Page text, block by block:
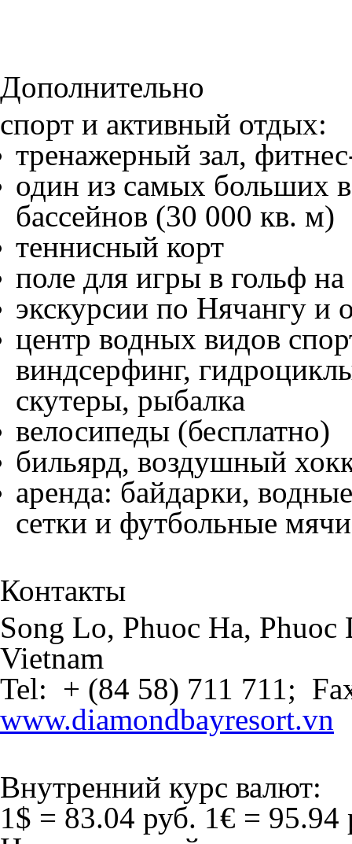
Дополнительно
спорт и активный отдых:
тренажерный зал,
один из самых больших
бассейнов (30 000 кв. м)
теннисный корт
поле для игры в гольф
экскурсии по Нячангу и
центр водных видов
виндсерфинг,
скутеры, рыбалка
велосипеды (бесплатно)
бильярд, воздушный
аренда: байдарки,
сетки и футбольные
Контакты
Song Lo, Phuoc Ha,
Vietnam
Tel: + (84 58) 711 711;
www.diamondbayresort.vn
Внутренний курс валют:
1$ = 83.04 руб. 1€ = 95.94